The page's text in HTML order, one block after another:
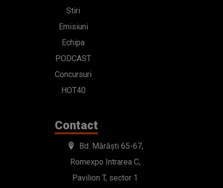
Stiri
Emisiuni
Echipa
PODCAST
Concursuri
HOT40
Contact
Bd. Mărăști 65-67,
Romexpo Intrarea C,
Pavilion T, sector 1